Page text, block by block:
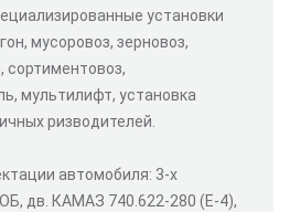
установки
мусоровоз, зерновоз,
сортиментовоз,
мультилифт, установка
ризводителей.
автомобиля: 3-х
дв. КАМАЗ 740.622-280 (Е-4),